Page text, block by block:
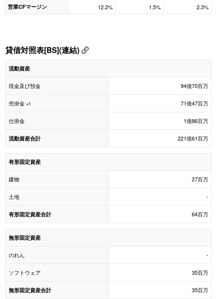
営業CFマージン 12.2% 1.5% 2.3%
貸借対照表[BS](連結)
流動資産
現金及び預金 94億70百万
売掛金 ※1 71億47百万
仕掛金 1億86百万
流動資産合計 221億61百万
有形固定資産
建物 27百万
土地 -
有形固定資産合計 64百万
無形固定資産
のれん -
ソフトウェア 35百万
無形固定資産合計 35百万